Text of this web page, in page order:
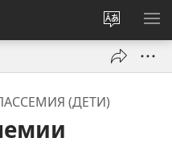
язык
сайта
(ДЕТИ)